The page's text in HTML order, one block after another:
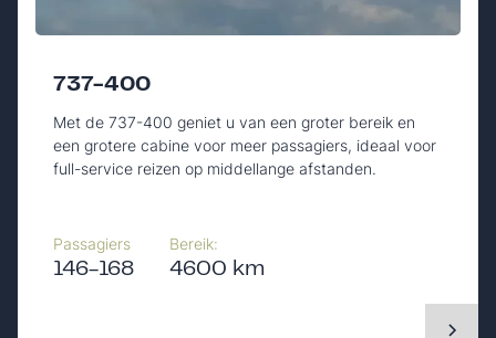
737-400
Met de 737-400 geniet u van een groter bereik en
een grotere cabine voor meer passagiers, ideaal voor
full-service reizen op middellange afstanden.
Passagiers
146-168
Bereik:
4600 km